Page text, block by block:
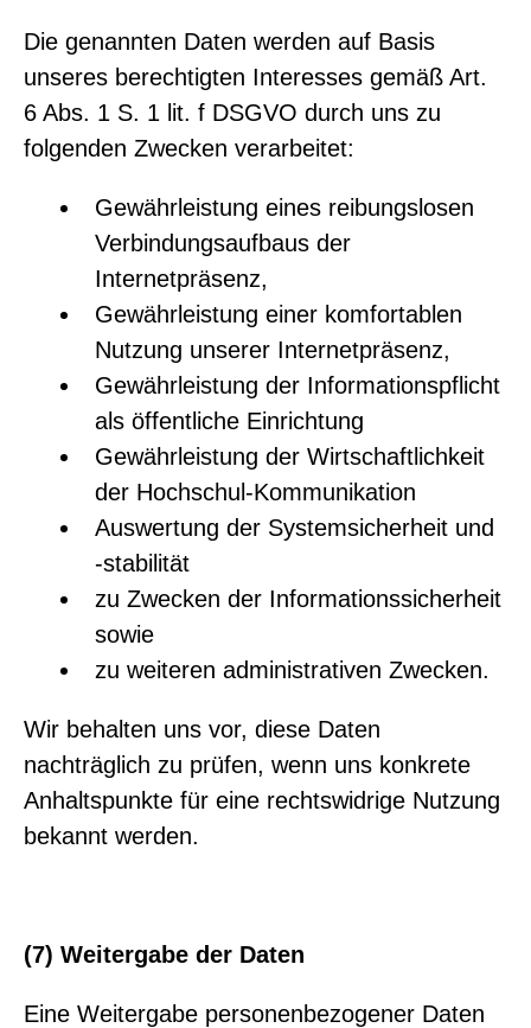
Die genannten Daten werden auf Basis
unseres berechtigten Interesses gemäß Art.
6 Abs. 1 S. 1 lit. f DSGVO durch uns zu
folgenden Zwecken verarbeitet:
Gewährleistung eines reibungslosen
Verbindungsaufbaus der
Internetpräsenz,
Gewährleistung einer komfortablen
Nutzung unserer Internetpräsenz,
Gewährleistung der Informationspflicht
als öffentliche Einrichtung
Gewährleistung der Wirtschaftlichkeit
der Hochschul-Kommunikation
Auswertung der Systemsicherheit und
-stabilität
zu Zwecken der Informationssicherheit
sowie
zu weiteren administrativen Zwecken.
Wir behalten uns vor, diese Daten
nachträglich zu prüfen, wenn uns konkrete
Anhaltspunkte für eine rechtswidrige Nutzung
bekannt werden.
(7) Weitergabe der Daten
Eine Weitergabe personenbezogener Daten